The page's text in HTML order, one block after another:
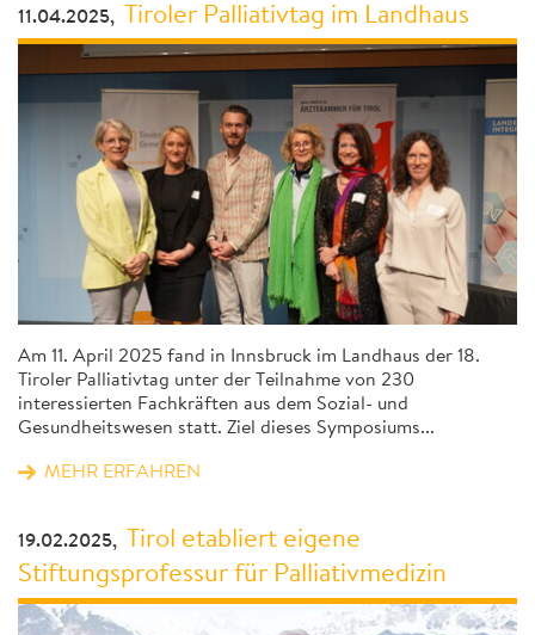
11.04.2025, Tiroler Palliativtag im Landhaus
Am 11. April 2025 fand in Innsbruck im Landhaus der 18.
Tiroler Palliativtag unter der Teilnahme von 230
interessierten Fachkräften aus dem Sozial- und
Gesundheitswesen statt. Ziel dieses Symposiums...
MEHR ERFAHREN
19.02.2025,
Tirol etabliert eigene
Stiftungsprofessur für Palliativmedizin